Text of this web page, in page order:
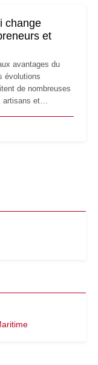
change
et
avantages du
évolutions
de nombreuses
artisans et
: les règles